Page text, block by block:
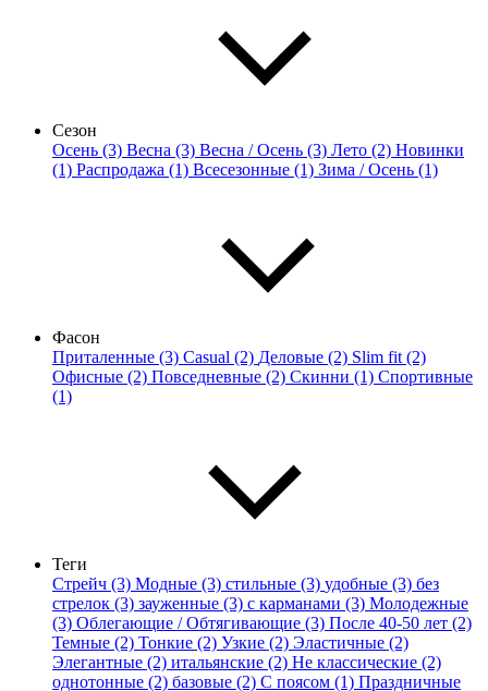
Сезон
Осень (3) Весна (3) Весна / Осень (3) Лето (2) Новинки
(1) Распродажа (1) Всесезонные (1) Зима / Осень (1)
Фасон
Приталенные (3) Casual (2) Деловые (2) Slim fit (2)
Офисные (2) Повседневные (2) Скинни (1) Спортивные
(1)
Теги
Стрейч (3) Модные (3) стильные (3) удобные (3) без
стрелок (3) зауженные (3) с карманами (3) Молодежные
(3) Облегающие / Обтягивающие (3) После 40-50 лет (2)
Темные (2) Тонкие (2) Узкие (2) Эластичные (2)
Элегантные (2) итальянские (2) Не классические (2)
однотонные (2) базовые (2) С поясом (1) Праздничные